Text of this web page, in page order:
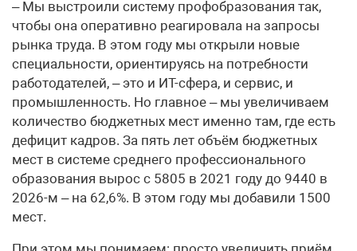
– Мы выстроили систему профобразования так,
чтобы она оперативно реагировала на запросы
рынка труда. В этом году мы открыли новые
специальности, ориентируясь на потребности
работодателей, – это и ИТ-сфера, и сервис, и
промышленность. Но главное – мы увеличиваем
количество бюджетных мест именно там, где есть
дефицит кадров. За пять лет объём бюджетных
мест в системе среднего профессионального
образования вырос с 5805 в 2021 году до 9440 в
2026-м – на 62,6%. В этом году мы добавили 1500
мест.